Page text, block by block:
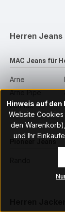
Herren Jeans
MAC Jeans für
Arne
Arne Pipe
Lennox
Hinweis auf den
Website
den
und Ihr
notwendigen
Klick auf "Nur
Zugang zu den
unserer Website
Hinweis auf